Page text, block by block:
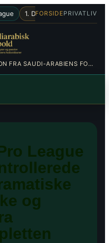
1. Division Al-Hilal•Al-
FORSIDEPRIVATLIV
NYHEDER, ANALYSER OG PASSION FRA SAUDI-ARABIENS FODBOLDBANER
League
og